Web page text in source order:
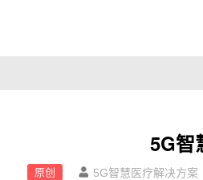
5G智
原创 5G智慧医疗解决方案